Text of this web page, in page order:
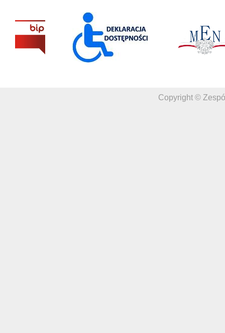
Copyright ©